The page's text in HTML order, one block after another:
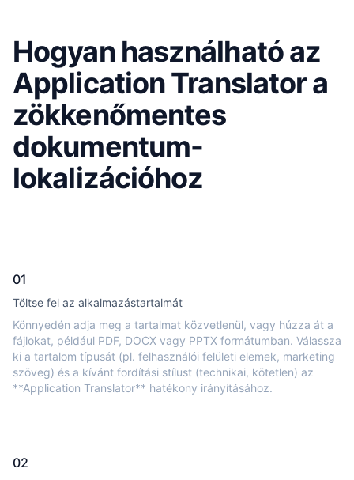
Hogyan használható az
Application Translator a
zökkenőmentes
dokumentum-
lokalizációhoz
01
Töltse fel az alkalmazástartalmát
Könnyedén adja meg a tartalmat közvetlenül, vagy húzza át a
fájlokat, például PDF, DOCX vagy PPTX formátumban. Válassza
ki a tartalom típusát (pl. felhasználói felületi elemek, marketing
szöveg) és a kívánt fordítási stílust (technikai, kötetlen) az
**Application Translator** hatékony irányításához.
02